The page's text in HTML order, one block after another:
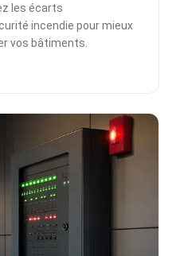
les écarts
incendie pour mieux
vos bâtiments.